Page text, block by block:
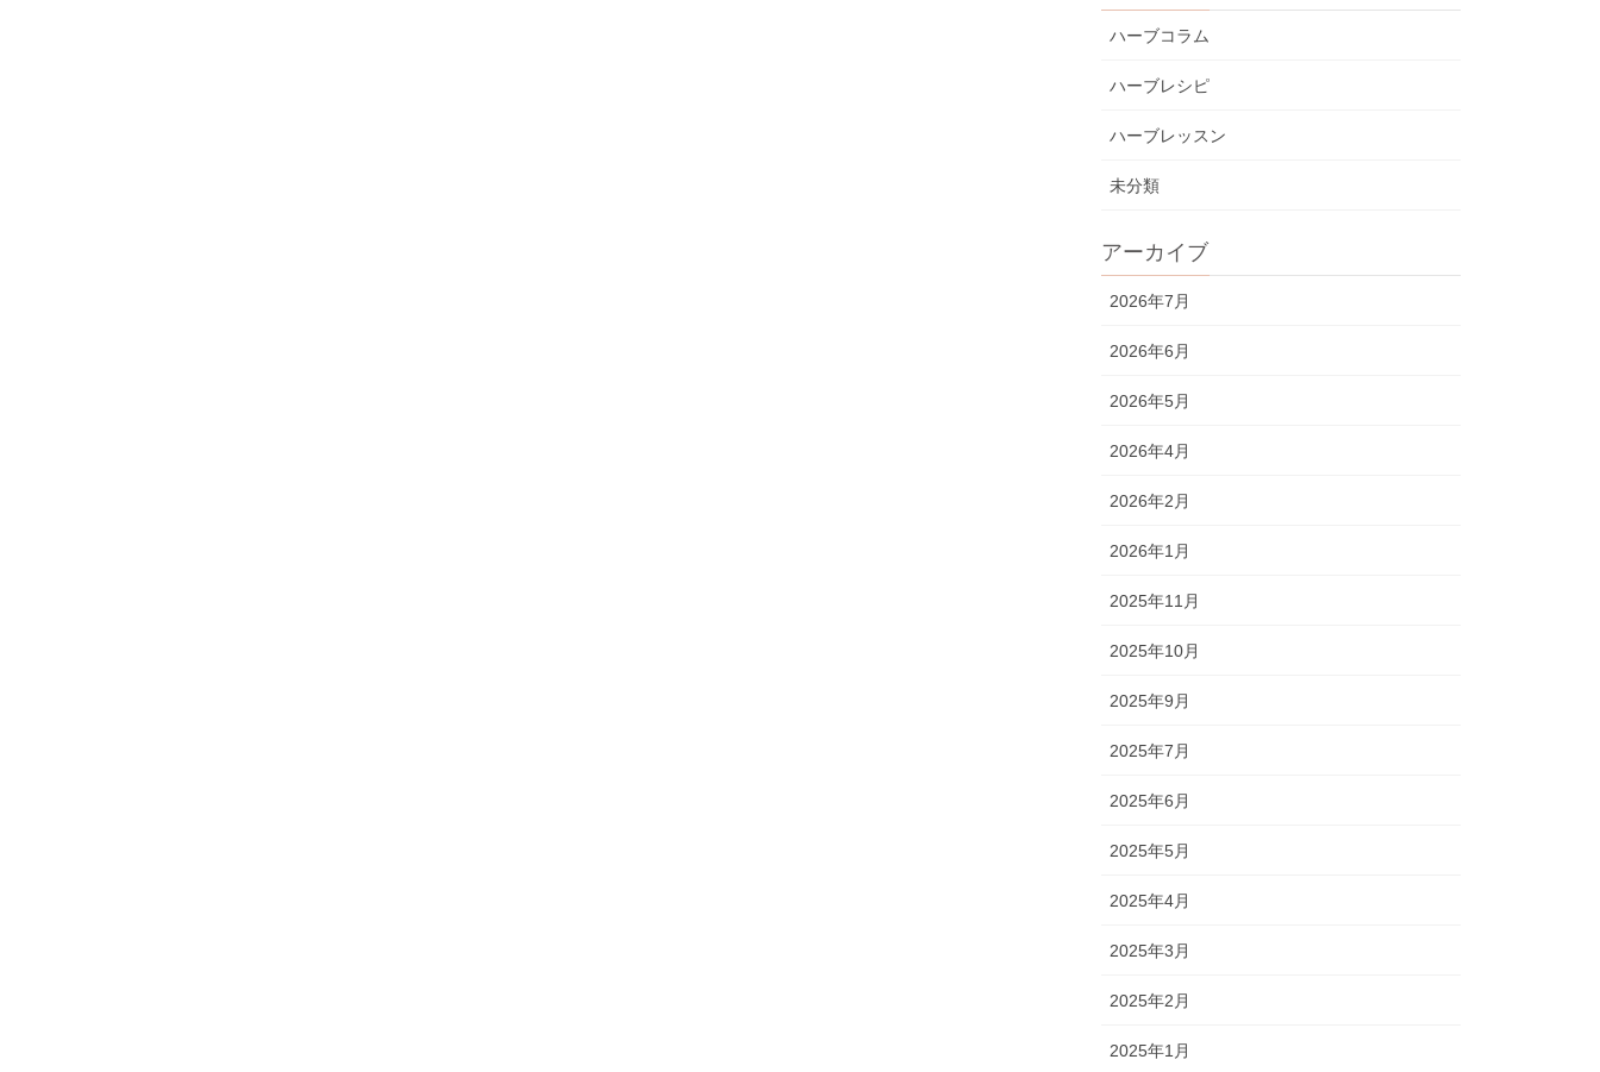
ハーブコラム
ハーブレシピ
ハーブレッスン
未分類
アーカイブ
2026年7月
2026年6月
2026年5月
2026年4月
2026年2月
2026年1月
2025年11月
2025年10月
2025年9月
2025年7月
2025年6月
2025年5月
2025年4月
2025年3月
2025年2月
2025年1月